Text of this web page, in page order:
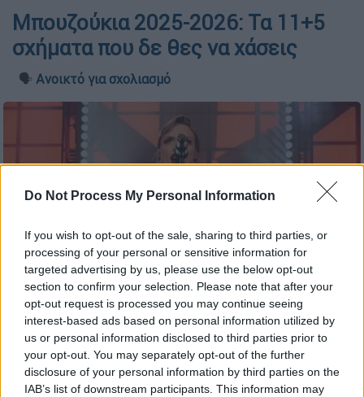
Do Not Process My Personal Information
If you wish to opt-out of the sale, sharing to third parties, or
processing of your personal or sensitive information for
targeted advertising by us, please use the below opt-out
section to confirm your selection. Please note that after your
opt-out request is processed you may continue seeing
interest-based ads based on personal information utilized by
us or personal information disclosed to third parties prior to
your opt-out. You may separately opt-out of the further
disclosure of your personal information by third parties on the
IAB’s list of downstream participants. This information may
Μπουζούκια 2025-2026: Τα 11+5
σχήματα που δε θες να χάσεις
🗣️ Ανοικτό για σχολιασμό
Προσθέστε το ΕΘΝΟΣ στη Google